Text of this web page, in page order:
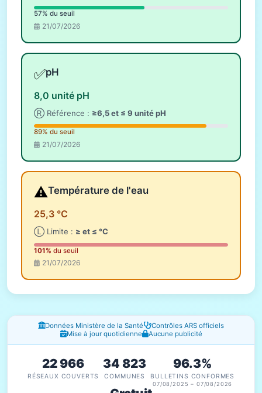
57% du seuil
21/07/2026
✅pH
8,0 unité pH
Ⓡ Référence : ≥6,5 et ≤ 9 unité pH
89% du seuil
21/07/2026
⚠️Température de l'eau
25,3 °C
Ⓛ Limite : ≥ et ≤ °C
101% du seuil
21/07/2026
Fenêtres d'information
Données Ministère de la Santé
Contrôles ARS officiels
Mise à jour quotidienne
Aucune publicité
22 966
RÉSEAUX COUVERTS
34 823
COMMUNES
96.3%
BULLETINS CONFORMES
07/08/2025 – 07/08/2026